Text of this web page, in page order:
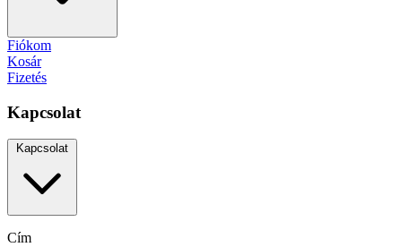
Fiókom
Kosár
Fizetés
Kapcsolat
Kapcsolat
Cím